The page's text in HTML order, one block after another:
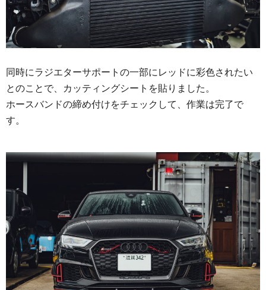
同時にラジエターサポートの一部にレッドに彩色されたい
とのことで、カッティングシートを貼りました。
ホースバンドの締め付けをチェックして、作業は完了で
す。